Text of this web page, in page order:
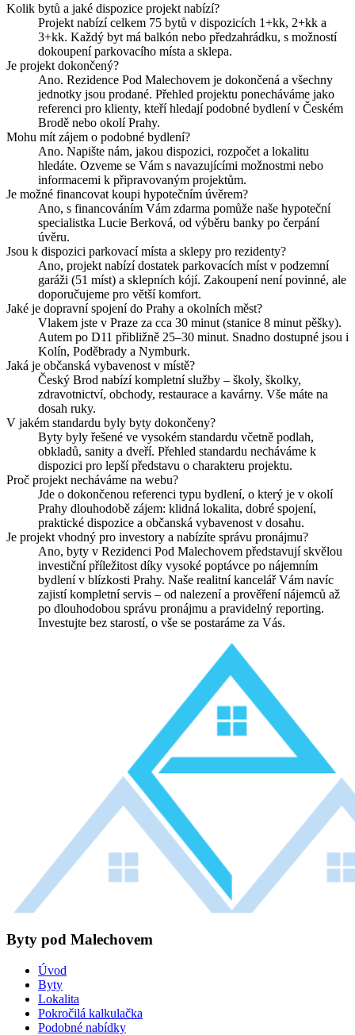
Kolik bytů a jaké dispozice projekt nabízí?
Projekt nabízí celkem 75 bytů v dispozicích 1+kk, 2+kk a
3+kk. Každý byt má balkón nebo předzahrádku, s možností
dokoupení parkovacího místa a sklepa.
Je projekt dokončený?
Ano. Rezidence Pod Malechovem je dokončená a všechny
jednotky jsou prodané. Přehled projektu ponecháváme jako
referenci pro klienty, kteří hledají podobné bydlení v Českém
Brodě nebo okolí Prahy.
Mohu mít zájem o podobné bydlení?
Ano. Napište nám, jakou dispozici, rozpočet a lokalitu
hledáte. Ozveme se Vám s navazujícími možnostmi nebo
informacemi k připravovaným projektům.
Je možné financovat koupi hypotečním úvěrem?
Ano, s financováním Vám zdarma pomůže naše hypoteční
specialistka Lucie Berková, od výběru banky po čerpání
úvěru.
Jsou k dispozici parkovací místa a sklepy pro rezidenty?
Ano, projekt nabízí dostatek parkovacích míst v podzemní
garáži (51 míst) a sklepních kójí. Zakoupení není povinné, ale
doporučujeme pro větší komfort.
Jaké je dopravní spojení do Prahy a okolních měst?
Vlakem jste v Praze za cca 30 minut (stanice 8 minut pěšky).
Autem po D11 přibližně 25–30 minut. Snadno dostupné jsou i
Kolín, Poděbrady a Nymburk.
Jaká je občanská vybavenost v místě?
Český Brod nabízí kompletní služby – školy, školky,
zdravotnictví, obchody, restaurace a kavárny. Vše máte na
dosah ruky.
V jakém standardu byly byty dokončeny?
Byty byly řešené ve vysokém standardu včetně podlah,
obkladů, sanity a dveří. Přehled standardu necháváme k
dispozici pro lepší představu o charakteru projektu.
Proč projekt necháváme na webu?
Jde o dokončenou referenci typu bydlení, o který je v okolí
Prahy dlouhodobě zájem: klidná lokalita, dobré spojení,
praktické dispozice a občanská vybavenost v dosahu.
Je projekt vhodný pro investory a nabízíte správu pronájmu?
Ano, byty v Rezidenci Pod Malechovem představují skvělou
investiční příležitost díky vysoké poptávce po nájemním
bydlení v blízkosti Prahy. Naše realitní kancelář Vám navíc
zajistí kompletní servis – od nalezení a prověření nájemců až
po dlouhodobou správu pronájmu a pravidelný reporting.
Investujte bez starostí, o vše se postaráme za Vás.
Byty pod Malechovem
Úvod
Byty
Lokalita
Pokročilá kalkulačka
Podobné nabídky